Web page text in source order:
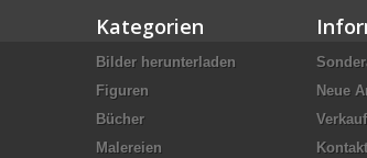
Kategorien
Bilder herunterladen
Figuren
Bücher
Malereien
Neue
Kontakt